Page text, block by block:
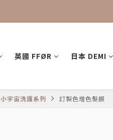
英國 FFØR 日本 DEMI
小宇宙洗護系列 訂製色增色髮膜